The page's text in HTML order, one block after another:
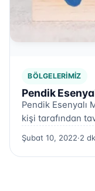
BÖLGELERIMIZ
Pendik
Pendik Esenyalı
kişi tarafından
Şubat 10, 2022·2